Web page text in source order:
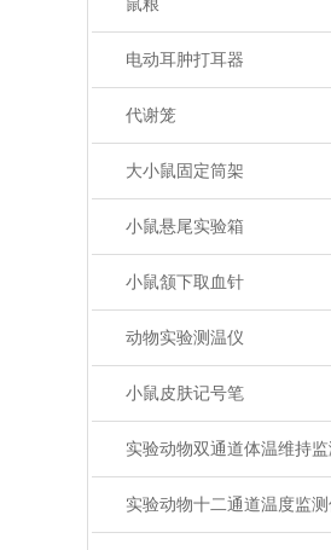
鼠粮
电动耳肿打耳器
代谢笼
大小鼠固定筒架
小鼠悬尾实验箱
小鼠颔下取血针
动物实验测温仪
小鼠皮肤记号笔
实验动物双通道体温维持监
实验动物十二通道温度监测